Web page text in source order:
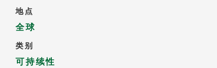
地点
全球
类别
可持续性